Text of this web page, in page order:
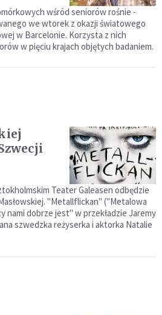
wśród seniorów rośnie -
we wtorek z okazji światowego
w Barcelonie. Korzysta z nich
w pięciu krajach objętych badaniem.
Teater Galeasen odbędzie
"Metallflickan" ("Metalowa
nami dobrze jest" w przekładzie Jaremy
szwedzka reżyserka i aktorka Natalie